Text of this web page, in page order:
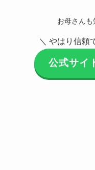
お母さんも
＼ やはり信頼
公式サイ